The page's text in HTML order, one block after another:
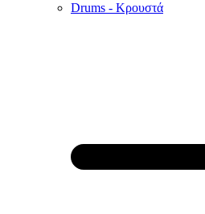
Drums - Κρουστά